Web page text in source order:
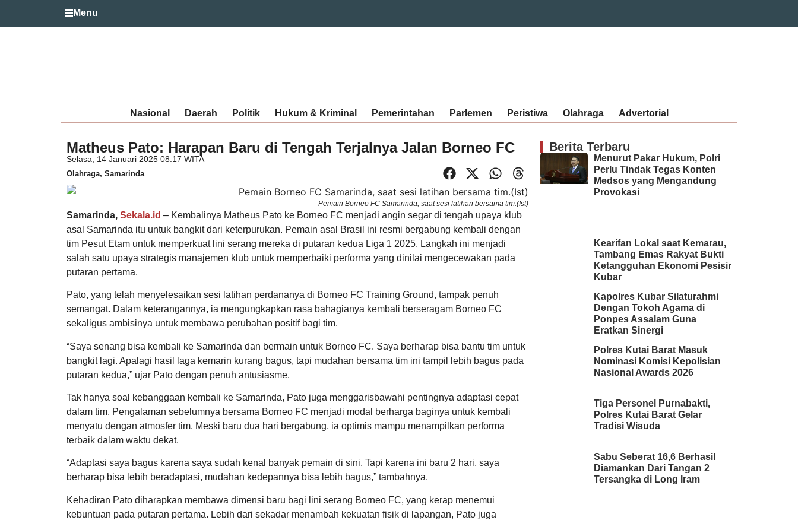
Menu
Nasional Daerah Politik Hukum & Kriminal Pemerintahan Parlemen Peristiwa Olahraga Advertorial
Matheus Pato: Harapan Baru di Tengah Terjalnya Jalan Borneo FC
Selasa, 14 Januari 2025 08:17 WITA
Olahraga, Samarinda
Pemain Borneo FC Samarinda, saat sesi latihan bersama tim.(Ist)
Samarinda, Sekala.id – Kembalinya Matheus Pato ke Borneo FC menjadi angin segar di tengah upaya klub
asal Samarinda itu untuk bangkit dari keterpurukan. Pemain asal Brasil ini resmi bergabung kembali dengan
tim Pesut Etam untuk memperkuat lini serang mereka di putaran kedua Liga 1 2025. Langkah ini menjadi
salah satu upaya strategis manajemen klub untuk memperbaiki performa yang dinilai mengecewakan pada
putaran pertama.
Pato, yang telah menyelesaikan sesi latihan perdananya di Borneo FC Training Ground, tampak penuh
semangat. Dalam keterangannya, ia mengungkapkan rasa bahagianya kembali berseragam Borneo FC
sekaligus ambisinya untuk membawa perubahan positif bagi tim.
“Saya senang bisa kembali ke Samarinda dan bermain untuk Borneo FC. Saya berharap bisa bantu tim untuk
bangkit lagi. Apalagi hasil laga kemarin kurang bagus, tapi mudahan bersama tim ini tampil lebih bagus pada
putaran kedua,” ujar Pato dengan penuh antusiasme.
Tak hanya soal kebanggaan kembali ke Samarinda, Pato juga menggarisbawahi pentingnya adaptasi cepat
dalam tim. Pengalaman sebelumnya bersama Borneo FC menjadi modal berharga baginya untuk kembali
menyatu dengan atmosfer tim. Meski baru dua hari bergabung, ia optimis mampu menampilkan performa
terbaik dalam waktu dekat.
“Adaptasi saya bagus karena saya sudah kenal banyak pemain di sini. Tapi karena ini baru 2 hari, saya
berharap bisa lebih beradaptasi, mudahan kedepannya bisa lebih bagus,” tambahnya.
Kehadiran Pato diharapkan membawa dimensi baru bagi lini serang Borneo FC, yang kerap menemui
kebuntuan pada putaran pertama. Lebih dari sekadar menambah kekuatan fisik di lapangan, Pato juga
Berita Terbaru
Menurut Pakar Hukum, Polri
Perlu Tindak Tegas Konten
Medsos yang Mengandung
Provokasi
Kearifan Lokal saat Kemarau,
Tambang Emas Rakyat Bukti
Ketangguhan Ekonomi Pesisir
Kubar
Kapolres Kubar Silaturahmi
Dengan Tokoh Agama di
Ponpes Assalam Guna
Eratkan Sinergi
Polres Kutai Barat Masuk
Nominasi Komisi Kepolisian
Nasional Awards 2026
Tiga Personel Purnabakti,
Polres Kutai Barat Gelar
Tradisi Wisuda
Sabu Seberat 16,6 Berhasil
Diamankan Dari Tangan 2
Tersangka di Long Iram